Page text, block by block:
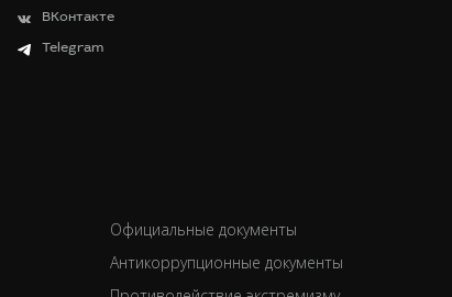
ВКонтакте
Telegram
Официальные документы
Антикоррупционные документы